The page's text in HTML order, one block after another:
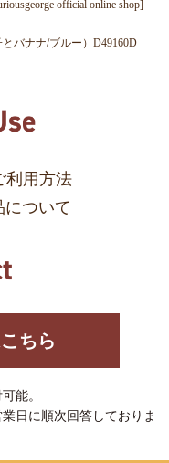
official online shop]
バナナ/ブルー）D49160D
利用方法
について
ちら
能。
日に順次回答しておりま